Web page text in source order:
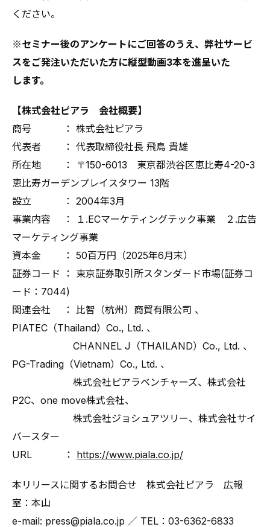
ください。
※セミナー後のアンケートにご回答のうえ、弊社サービ
スをご発注いただいた方に縦型動画3本を進呈いた
します。
【株式会社ピアラ 会社概要】
商号 ： 株式会社ピアラ
代表者 ： 代表取締役社長 飛鳥 貴雄
所在地 ： 〒150-6013 東京都渋谷区恵比寿4-20-3
恵比寿ガーデンプレイスタワー 13階
設立 ： 2004年3月
事業内容 ： １.ECマーケティングテック事業 ２.広告
マーケティング事業
資本金 ： 50百万円（2025年6月末）
証券コード ： 東京証券取引所スタンダード市場(証券コ
ード：7044)
関連会社 ： 比智（杭州）商貿有限公司 、
PIATEC（Thailand）Co., Ltd. 、
CHANNEL J（THAILAND）Co., Ltd. 、
PG-Trading（Vietnam）Co., Ltd. 、
株式会社ピアラベンチャーズ、株式会社
P2C、one move株式会社、
株式会社ジョシュアツリー、株式会社サイ
バースター
URL ： https://www.piala.co.jp/
本リリースに関するお問合せ 株式会社ピアラ 広報
室：本山
e-mail: press@piala.co.jp ／ TEL：03-6362-6833